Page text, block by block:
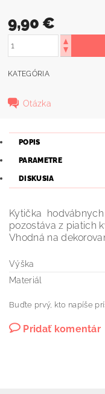
9,90 €
KATEGÓRIA
Otázka
POPIS
PARAMETRE
DISKUSIA
Kytička hodvábnych
pozostáva z piatich
Vhodná na
Výška
Materiál
Buďte prvý, kto napíše
Pridať komentár